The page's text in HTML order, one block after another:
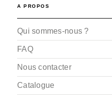
A PROPOS
Qui sommes-nous ?
FAQ
Nous contacter
Catalogue